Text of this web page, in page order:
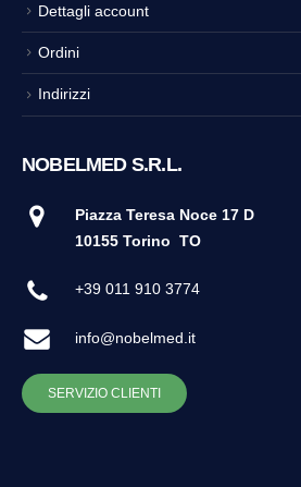
Dettagli account
Ordini
Indirizzi
NOBELMED S.R.L.
Piazza Teresa Noce 17 D
10155 Torino TO
+39 011 910 3774
info@nobelmed.it
SERVIZIO CLIENTI